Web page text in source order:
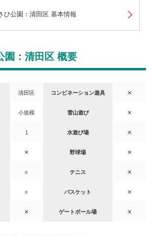
ひ公園：清田区 基本情報
園：清田区 概要
清田区 コンビネーション遊具 ✕
小規模 雪山遊び ✕
1 水遊び場 ✕
✕ 野球場 ✕
○ テニス ✕
○ バスケット ✕
✕ ゲートボール場 ✕